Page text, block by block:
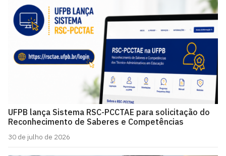
UFPB lança Sistema RSC-PCCTAE para solicitação do
Reconhecimento de Saberes e Competências
30 de julho de 2026